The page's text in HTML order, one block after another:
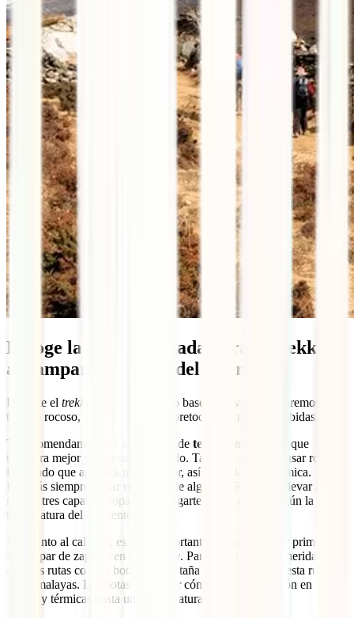
Escoge la ropa adecuada para el trekking
al campamento base del Everest
Durante el trekking
al campamento base del Everest andaremos por
terreno rocoso, por glaciares y, sobretodo, por muchas subidas.
Te recomendamos que la ropa sea de tejido sintético
, ya que
transpira mejor y se seca más rápido. También se puede usar ropa de
lana dado que aportará mayor calor, así como la ropa térmica.
Deberás siempre evitar usar ropa de algodón. Recuerda llevar al
menos tres capas de ropa para abrigarte más o menos según la
temperatura del momento.
En cuanto al calzado, es muy importante que no uses por primera
vez tu par de zapatos en el
trekking. Para evitar posibles heridas, haz
algunas rutas con tus botas de montaña antes de realizar esta ruta por
los Himalayas. Las botas deben ser cómodas, con sujeción en el
tobillo y térmicas hasta una temperatura de 0ºC a -º10ºC.